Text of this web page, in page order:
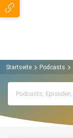
Startseite Podcasts